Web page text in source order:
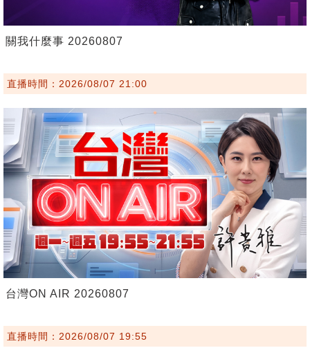
關我什麼事 20260807
直播時間：2026/08/07 21:00
台灣ON AIR 20260807
直播時間：2026/08/07 19:55